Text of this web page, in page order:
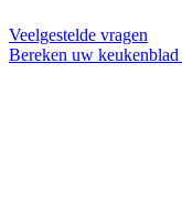
Veelgestelde vragen
Bereken uw keukenblad